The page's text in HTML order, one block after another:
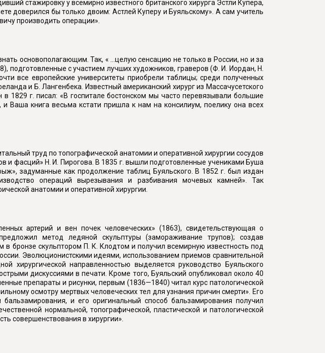
стажировку у всемирно известного британского хирурга Эстли Купера,
доверился бы только двоим: Астлей Куперу и Буяльскому». А сам учитель
производить операции».
основополагающим. Так, « ...целую сенсацию не только в России, но и за
подготовленные с участием лучших художников, граверов (Ф. И. Иордан, Н.
все европейские университеты приобрели таблицы; среди полученных
и Б. Лангенбека. Известный американский хирург из Массачусетского
1829 г. писал: «В госпитале бостонском мы часто перевязывали большие
книга весьма кстати пришла к нам на консилиум, поелику она всех
труд по топографической анатомии и оперативной хирургии сосудов
и фасций» Н. И. Пирогова. В 1835 г. вышли подготовленные учениками Буша
задуманные как продолжение таблиц Буяльского. В 1852 г. был издан
операций вырезывания и разбивания мочевых камней». Так
анатомии и оперативной хирургии.
артерий и вен почек человеческих» (1863), свидетельствующая о
метод ледяной скульптуры (замораживание трупов); создав
бронзе скульптором П. К. Клодтом и получил всемирную известность под
Эволюционистскими идеями, использованием приемов сравнительной
хирургической направленностью выделяется руководство Буяльского
дискуссиями в печати. Кроме того, Буяльский опубликовал около 40
препараты и рисунки, первым (1836—1840) читал курс патологической
осмотру мертвых человеческих тел для узнания причин смерти». Его
и его оригинальный способ бальзамирования получил
нормальной, топографической, пластической и патологической
совершенствования в хирургии».